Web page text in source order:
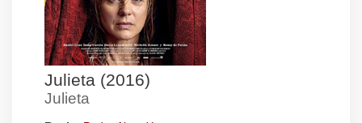
Julieta (2016)
Julieta